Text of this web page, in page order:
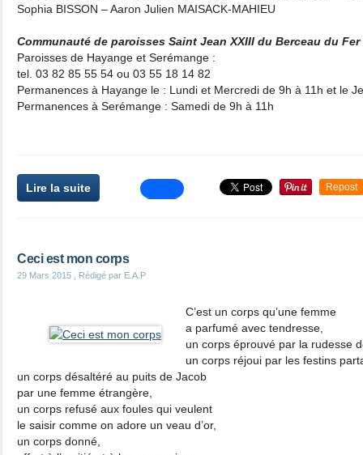
Sophia BISSON – Aaron Julien MAISACK-MAHIEU
Communauté de paroisses Saint Jean XXIII du Berceau du Fer
Paroisses de Hayange et Serémange :
tel. 03 82 85 55 54 ou 03 55 18 14 82
Permanences à Hayange le : Lundi et Mercredi de 9h à 11h et le
Permanences à Serémange : Samedi de 9h à 11h
Lire la suite Repost
Ceci est mon corps
29 Mars 2015 , Rédigé par E.A.P
C’est un corps qu’une femme
a parfumé avec tendresse,
un corps éprouvé par la rudesse
un corps réjoui par les festins
un corps désaltéré au puits de Jacob
par une femme étrangère,
un corps refusé aux foules qui veulent
le saisir comme on adore un veau d’or,
un corps donné,